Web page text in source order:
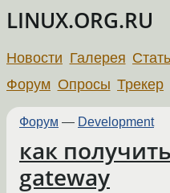
LINUX.ORG.RU
Новости Галерея
Форум Опросы Трекер
Форум — Development
как
gateway